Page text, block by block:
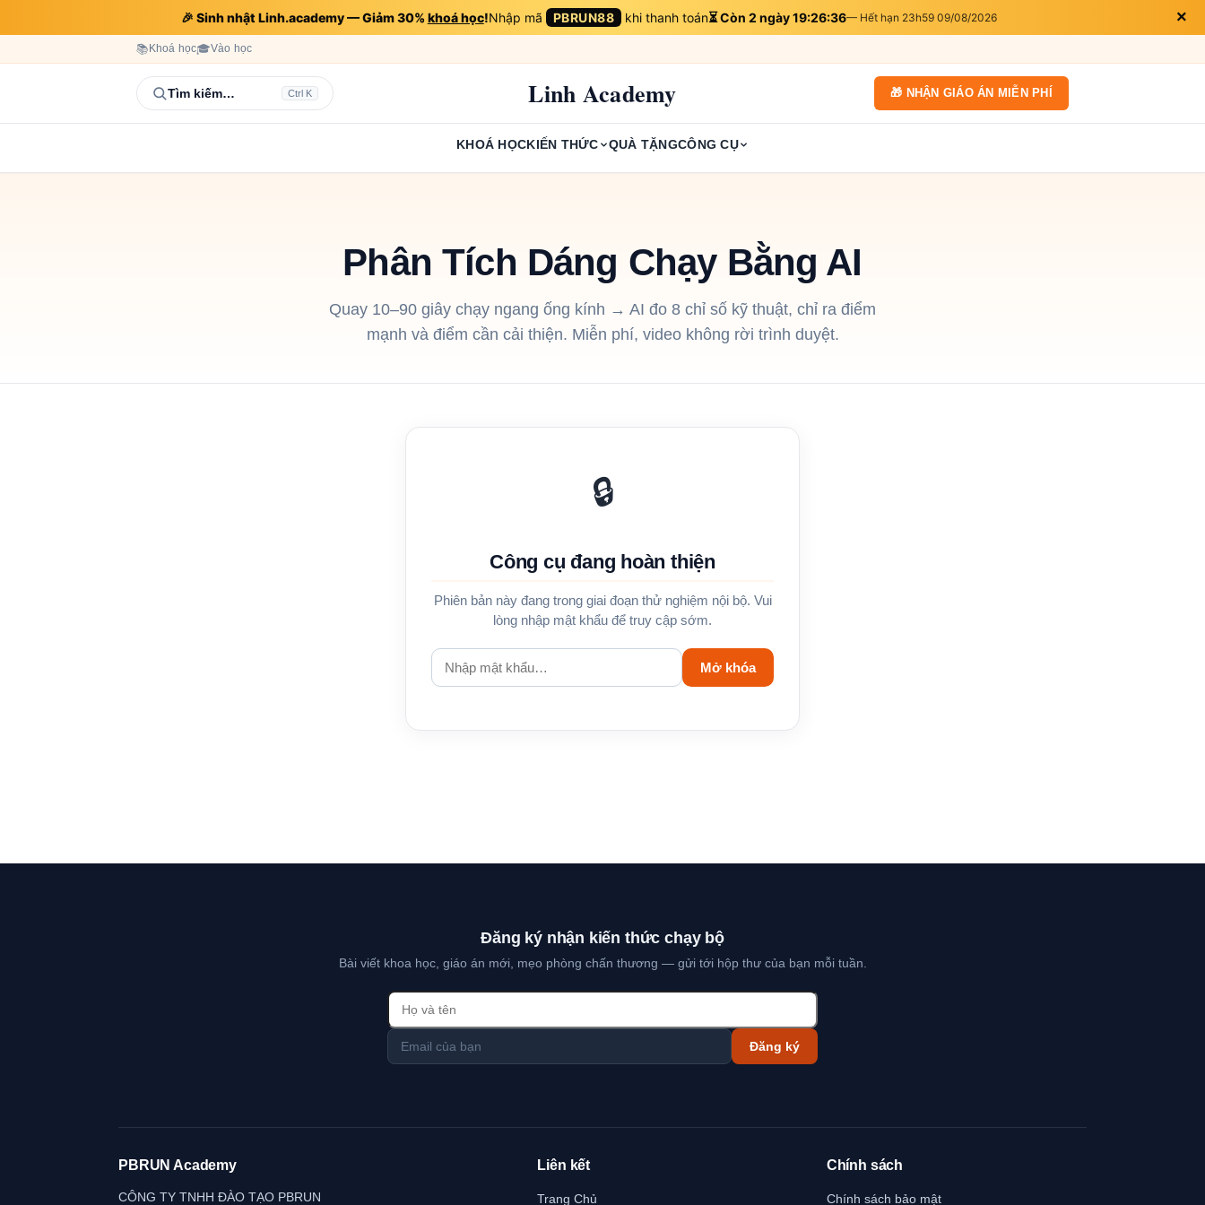
🎉 Sinh nhật Linh.academy — Giảm 30% khoá học!Nhập mã PBRUN88 khi thanh toán⏳ Còn 2 ngày 19:26:36— Hết hạn 23h59 09/08/2026 ×
📚 Khoá học🎓Vào học
Tìm kiếm… Ctrl K Linh Academy 🎁 NHẬN GIÁO ÁN MIỄN PHÍ
KHOÁ HỌCKIẾN THỨC QUÀ TẶNGCÔNG CỤ
Phân Tích Dáng Chạy Bằng AI
Quay 10–90 giây chạy ngang ống kính → AI đo 8 chỉ số kỹ thuật, chỉ ra điểm
mạnh và điểm cần cải thiện. Miễn phí, video không rời trình duyệt.
🔒
Công cụ đang hoàn thiện
Phiên bản này đang trong giai đoạn thử nghiệm nội bộ. Vui
lòng nhập mật khẩu để truy cập sớm.
Mở khóa
Đăng ký nhận kiến thức chạy bộ
Bài viết khoa học, giáo án mới, mẹo phòng chấn thương — gửi tới hộp thư của bạn mỗi tuần.
Đăng ký
PBRUN Academy
CÔNG TY TNHH ĐÀO TẠO PBRUN
Liên kết
Trang Chủ
Chính sách
Chính sách bảo mật